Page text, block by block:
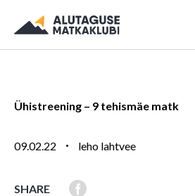
Ühistreening – 9 tehismäe matk
09.02.22 leho lahtvee
SHARE